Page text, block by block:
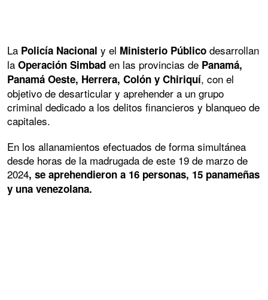
La Policía Nacional y el Ministerio Público desarrollan
la Operación Simbad en las provincias de Panamá,
Panamá Oeste, Herrera, Colón y Chiriquí, con el
objetivo de desarticular y aprehender a un grupo
criminal dedicado a los delitos financieros y blanqueo de
capitales.
En los allanamientos efectuados de forma simultánea
desde horas de la madrugada de este 19 de marzo de
2024, se aprehendieron a 16 personas, 15 panameñas
y una venezolana.